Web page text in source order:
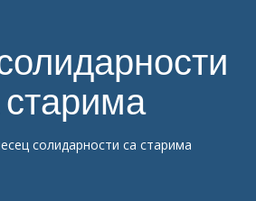
старима
солидарности са старима